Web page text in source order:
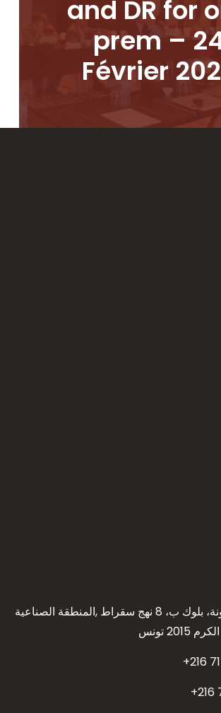
and DR for
prem –
Février
مبنى الزيتونة، بلوك ب، 8 نهج سقراط ,المنطقة الصناعية
الكرم 2015 تونس
+216
+216